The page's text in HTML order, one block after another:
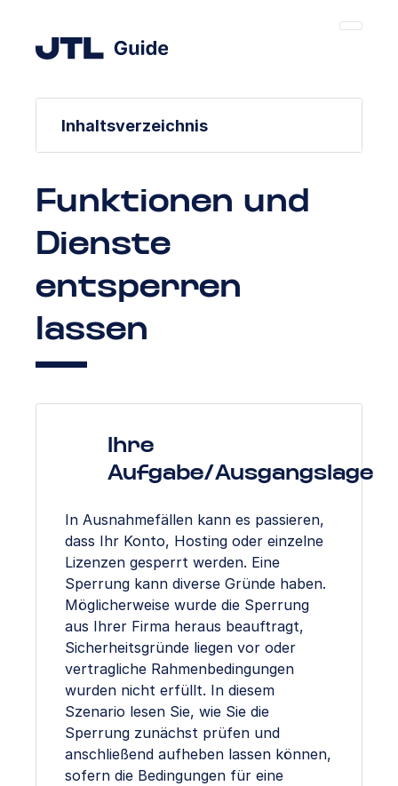
Inhaltsverzeichnis
Funktionen und
Dienste
entsperren
lassen
Ihre
Aufgabe/Ausgangslage
In Ausnahmefällen kann es passieren,
dass Ihr Konto, Hosting oder einzelne
Lizenzen gesperrt werden. Eine
Sperrung kann diverse Gründe haben.
Möglicherweise wurde die Sperrung
aus Ihrer Firma heraus beauftragt,
Sicherheitsgründe liegen vor oder
vertragliche Rahmenbedingungen
wurden nicht erfüllt. In diesem
Szenario lesen Sie, wie Sie die
Sperrung zunächst prüfen und
anschließend aufheben lassen können,
sofern die Bedingungen für eine